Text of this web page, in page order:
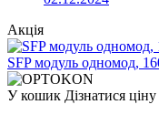
Акція
SFP модуль одномод,
У кошик Дізнатися ціну